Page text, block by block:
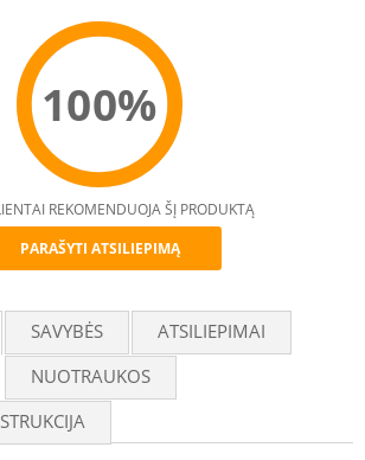
100%
Recommend
REKOMENDUOJA ŠĮ PRODUKTĄ
PARAŠYTI ATSILIEPIMĄ
SAVYBĖS
ATSILIEPIMAI
NUOTRAUKOS